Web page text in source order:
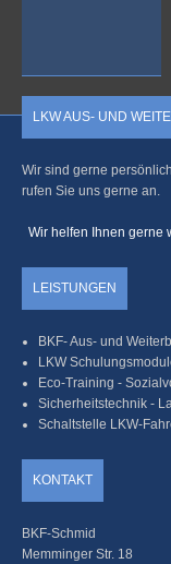
LKW AUS- UND
Wir sind gerne
rufen Sie uns gerne an.
Wir helfen Ihnen gerne
LEISTUNGEN
BKF- Aus- und
LKW
Eco-Training -
Sicherheitstechnik -
Schaltstelle LKW-
KONTAKT
BKF-Schmid
Memminger Str. 18